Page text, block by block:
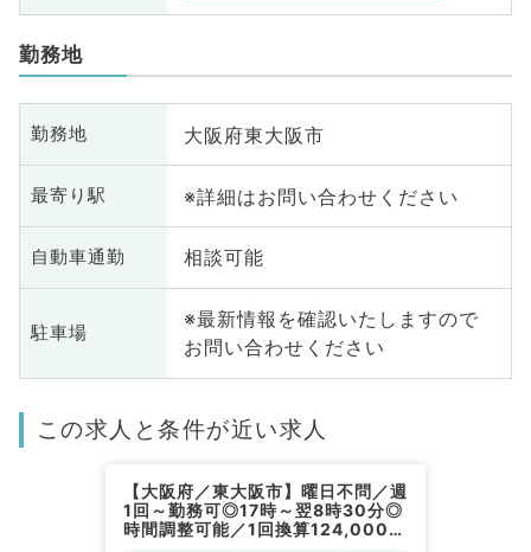
勤務地
勤務地 大阪府東大阪市
最寄り駅 ※詳細はお問い合わせください
自動車通勤 相談可能
駐車場
※最新情報を確認いたしますので
お問い合わせください
この求人と条件が近い求人
【大阪府／東大阪市】曜日不問／週
1回～勤務可◎17時～翌8時30分◎
時間調整可能／1回換算124,000円